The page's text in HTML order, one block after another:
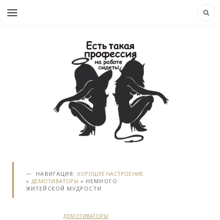
НАВИГАЦИЯ:ХОРОШЕЕ НАСТРОЕНИЕ.
»ДЕМОТИВАТОРЫ » НЕМНОГО
ЖИТЕЙСКОЙ МУДРОСТИ
ДЕМОТИВАТОРЫ